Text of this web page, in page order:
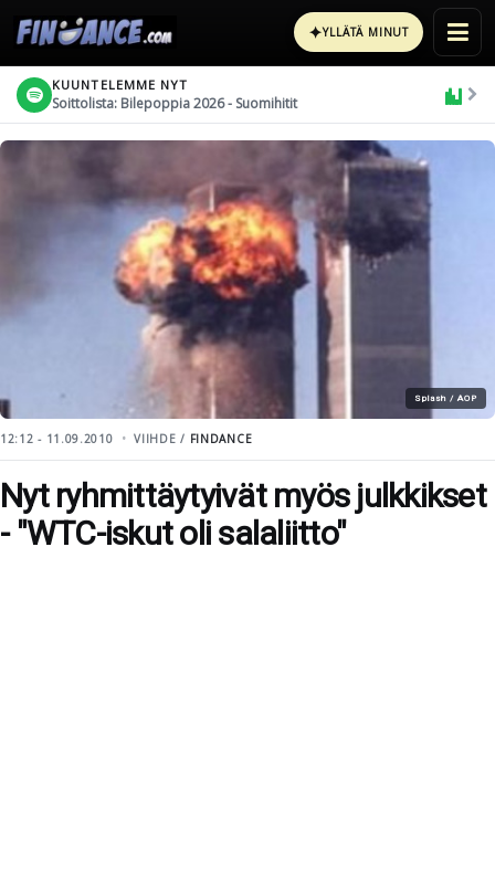
✦YLLÄTÄ MINUT
KUUNTELEMME NYT
Soittolista: Bilepoppia 2026 - Suomihitit
Splash / AOP
12:12 - 11.09.2010 VIIHDE / FINDANCE
Nyt ryhmittäytyivät myös julkkikset
- "WTC-iskut oli salaliitto"